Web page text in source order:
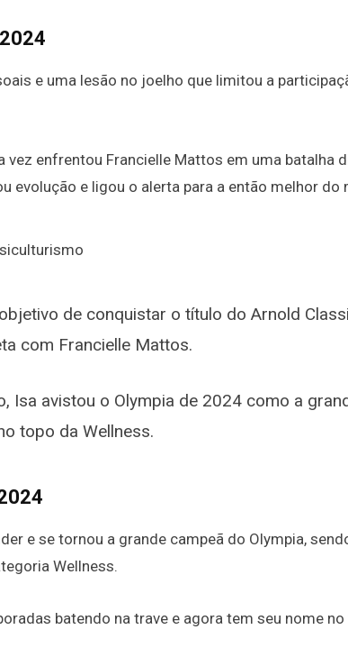
e uma lesão no joelho que limitou a
enfrentou Francielle Mattos em uma batalha
evolução e ligou o alerta para a então melhor do
de conquistar o título do Arnold
com Francielle Mattos.
Isa avistou o Olympia de 2024 como a
topo da Wellness.
e se tornou a grande campeã do Olympia,
Wellness.
batendo na trave e agora tem seu nome